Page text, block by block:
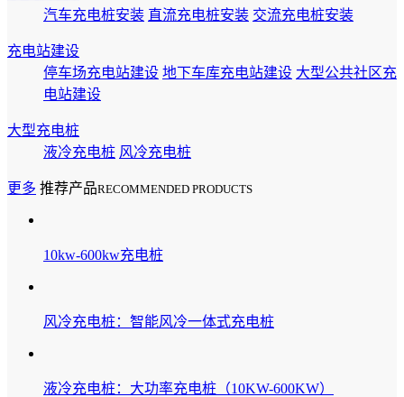
汽车充电桩安装 直流充电桩安装 交流充电桩安装
充电站建设
停车场充电站建设 地下车库充电站建设 大型公共社区充
电站建设
大型充电桩
液冷充电桩 风冷充电桩
更多 推荐产品RECOMMENDED PRODUCTS
10kw-600kw充电桩
风冷充电桩：智能风冷一体式充电桩
液冷充电桩：大功率充电桩（10KW-600KW）